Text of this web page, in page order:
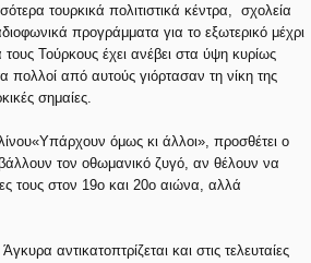
τουρκικά πολιτιστικά κέντρα, σχολεία
προγράμματα για το εξωτερικό μέχρι
Τούρκους έχει ανέβει στα ύψη κυρίως
πολλοί από αυτούς γιόρτασαν τη νίκη της
σημαίες.
όμως κι άλλοι», προσθέτει ο
τον οθωμανικό ζυγό, αν θέλουν να
τους στον 19ο και 20ο αιώνα, αλλά
αντικατοπτρίζεται και στις τελευταίες